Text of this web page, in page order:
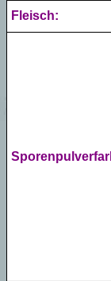
Fleisch: